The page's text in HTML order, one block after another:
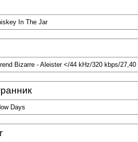
In The Jar
Bizarre - Aleister </44 kHz/320 kbps/27,40
Days